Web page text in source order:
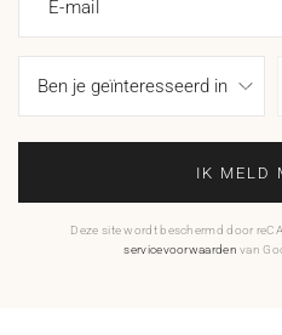
E-mail
IK MELD
Deze site wordt beschermd door
servicevoorwaarden van